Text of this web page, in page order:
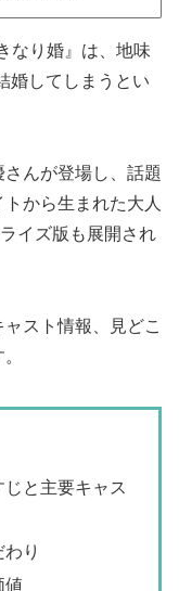
なり婚』は、地味
婚してしまうとい
んが登場し、話題
から生まれた大人
イズ版も展開され
スト情報、見どこ
じと主要キャス
り
値